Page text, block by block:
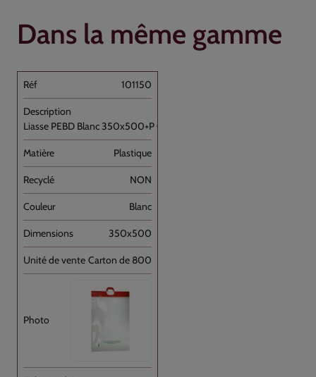
Dans la même gamme
101150
Liasse PEBD Blanc 350x500+P OD+barrette [...]
Plastique
NON
Blanc
350x500
Carton de 800